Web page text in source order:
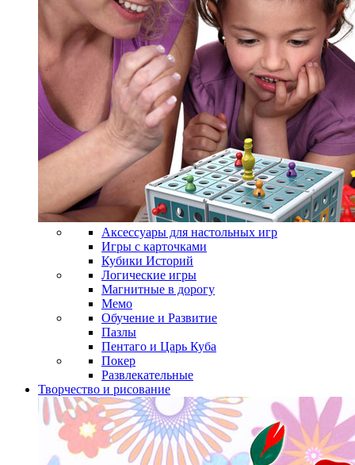
Аксессуары для настольных игр
Игры с карточками
Кубики Историй
Логические игры
Магнитные в дорогу
Мемо
Обучение и Развитие
Пазлы
Пентаго и Царь Куба
Покер
Развлекательные
Творчество и рисование